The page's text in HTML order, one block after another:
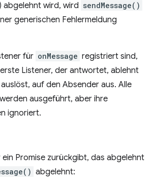
) abgelehnt wird, wird sendMessage()
generischen Fehlermeldung
für onMessage registriert sind,
Listener, der antwortet, ablehnt
auf den Absender aus. Alle
ausgeführt, aber ihre
ignoriert.
ein Promise zurückgibt, das abgelehnt
abgelehnt: